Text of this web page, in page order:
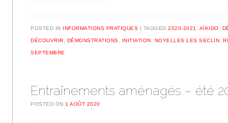
POSTED IN INFORMATIONS PRATIQUES TAGGED2020-2021 AÏKIDO
DÉCOUVRIR DÉMONSTRATIONS INITIATION NOYELLES LES SECLIN ,
SEPTEMBRE
Entraînements aménagés – été
POSTED ON1 AOÛT 2020